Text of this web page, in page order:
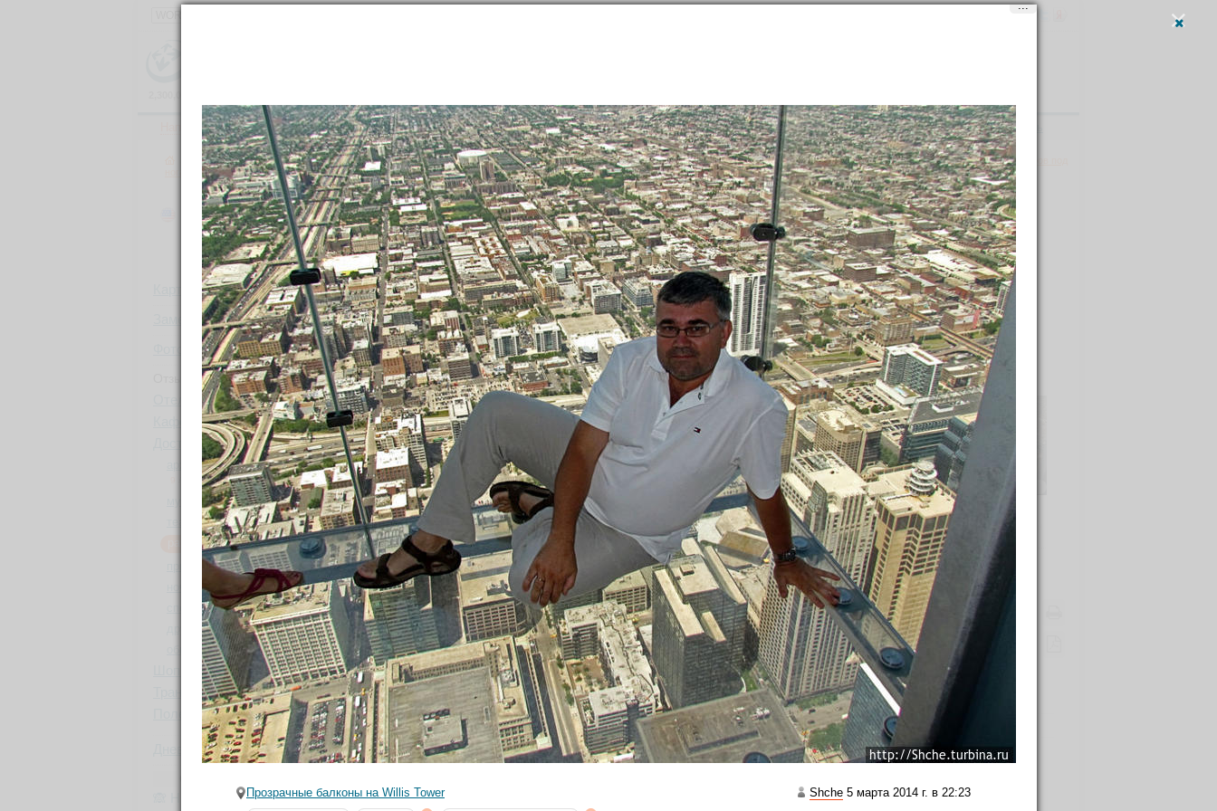
...
Прозрачные балконы на Willis Tower Shche 5 марта 2014 г. в 22:23
Написать
Направления Ленты Все фото Сообщество Форумы Наши туры Забронируй
Направления → Северная Америка → CША → Штат Иллинойс → Чикаго → Советы → Достопримечательности → развлечения → Прозрачные балконы на Willis Tower → 412 метров под
Чикаго41.88337N, 87.67159W
Я здесь был Было: 87 Хочу посетить 1061
Заметки 64
Фотографии 1 689
Отзывы, советы
/1
Кафе, рестораны 4/4
Достопримечательности 28/27
архитектура, памятники, парки
музеи, выставки 10/11
театры, кино, музыка 0
развлечения 7/7
природа 0
ночные клубы 0
0
другое 2/2
общие советы 1
Шоппинг 0
Транспорт 0
Полезное 1
Дневники 6
🙈 НЕ Букинг (румгуру -
Прозрачные балконы на Willis Tower 23
развлечения, другое
CША,Skydeck Chicago, Willis Tower, 233 S Wacker Dr, Chicago, IL 60606, Соединенные Штаты
theskydeck.com
9 фото
вики-код написать совет
Советы и отзывы путешественников (1)
25
412 метров под ногами
Достопримечательности → развлечения, другое
5 марта 2014 года | | 8 (5) | 23 | 3436
Этот совет является частью дневника«Памятники и объекты, достойные внимания»